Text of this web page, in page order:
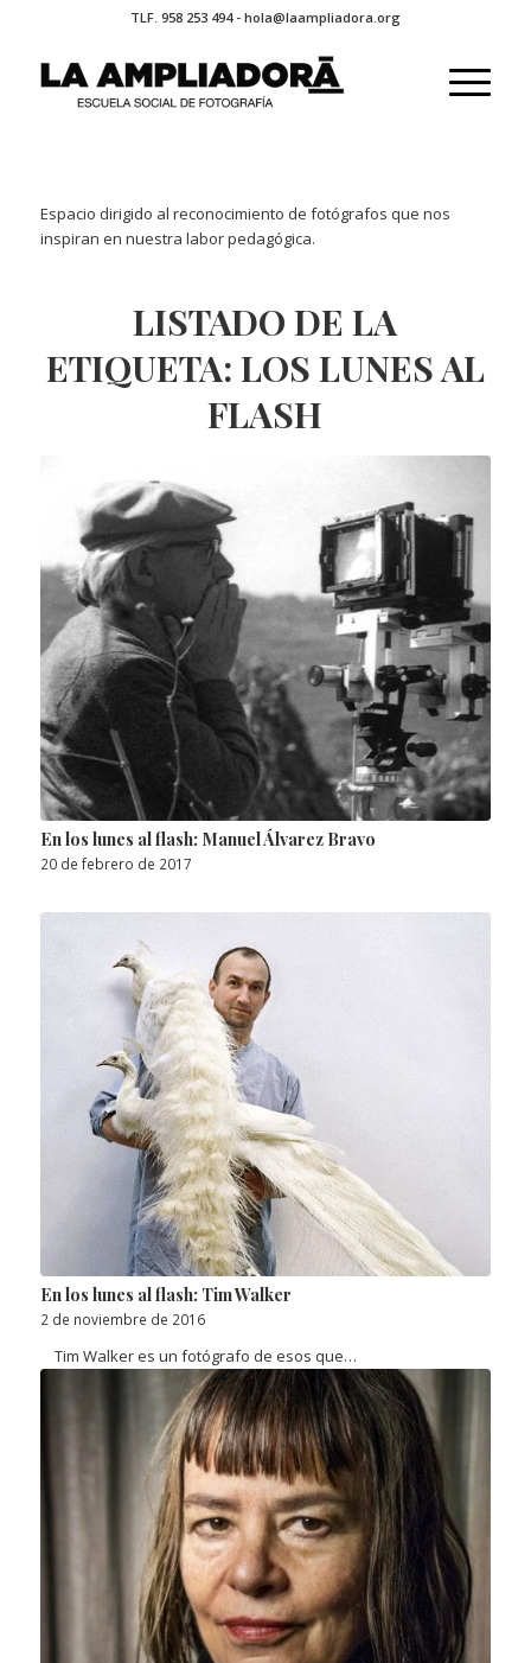
TLF. 958 253 494 - hola@laampliadora.org
Espacio dirigido al reconocimiento de fotógrafos que nos
inspiran en nuestra labor pedagógica.
LISTADO DE LA
ETIQUETA: LOS LUNES AL
FLASH
En los lunes al flash: Manuel Álvarez Bravo
20 de febrero de 2017
En los lunes al flash: Tim Walker
2 de noviembre de 2016
Tim Walker es un fotógrafo de esos que…